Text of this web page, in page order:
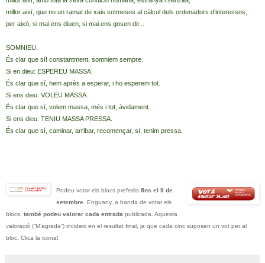
millor així, que no un ramat de xais sotmesos al càlcul dels ordenadors d’interessos;
per això, si mai ens diuen, si mai ens gosen dir...
SOMNIEU.
És clar que sí! constantment, somniem sempre.
Si en dieu: ESPEREU MASSA.
És clar que sí, hem après a esperar, i ho esperem tot.
Si ens dieu: VOLEU MASSA.
És clar que sí, volem massa, més i tot, àvidament.
Si ens dieu: TENIU MASSA PRESSA.
És clar que sí, caminar, arribar, recomençar, sí, tenim pressa.
Podeu votar els blocs preferits fins el 9 de
setembre. Enguany, a banda de votar els
blocs, també podeu valorar cada entrada publicada. Aquesta
valoració (“M’agrada”) incideix en el resultat final, ja que cada cinc suposen un vot per al
bloc. Clica la icona!